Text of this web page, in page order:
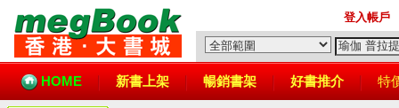
登入帳戶
HOME 新書上架 暢銷書架 好書推介 特